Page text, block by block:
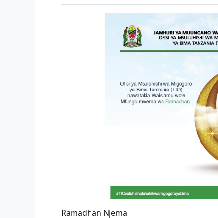
Ramadhan Njema